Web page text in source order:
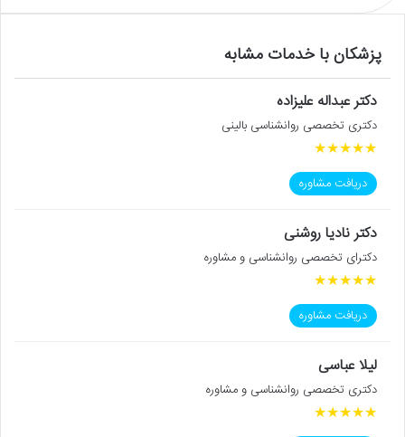
پزشکان با خدمات مشابه
دکتر عبداله علیزاده
دکتری تخصصی روانشناسی بالینی
★
★
★
★
★
دریافت مشاوره
دکتر نادیا روشنی
دکترای تخصصی روانشناسی و مشاوره
★
★
★
★
★
دریافت مشاوره
لیلا عباسی
دکتری تخصصی روانشناسی و مشاوره
★
★
★
★
★